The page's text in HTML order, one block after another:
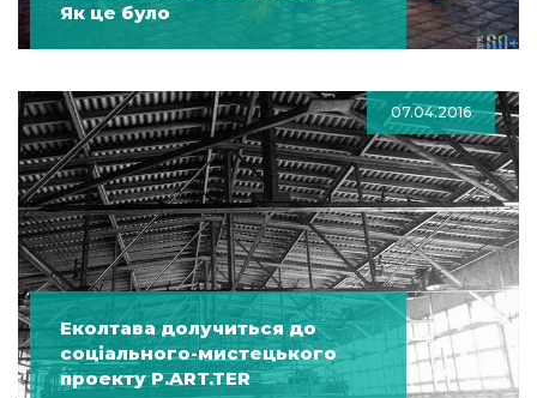
Як це було
07.04.2016
Еколтава долучиться до
соціального-мистецького
проекту P.ART.TER